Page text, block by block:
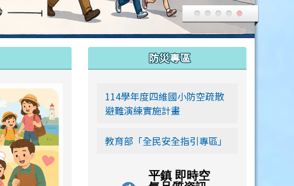
link to https://siwei-family.work-
防災專區
114學年度四維國小防空疏散
避難演練實施計畫
教育部「全民安全指引專區」